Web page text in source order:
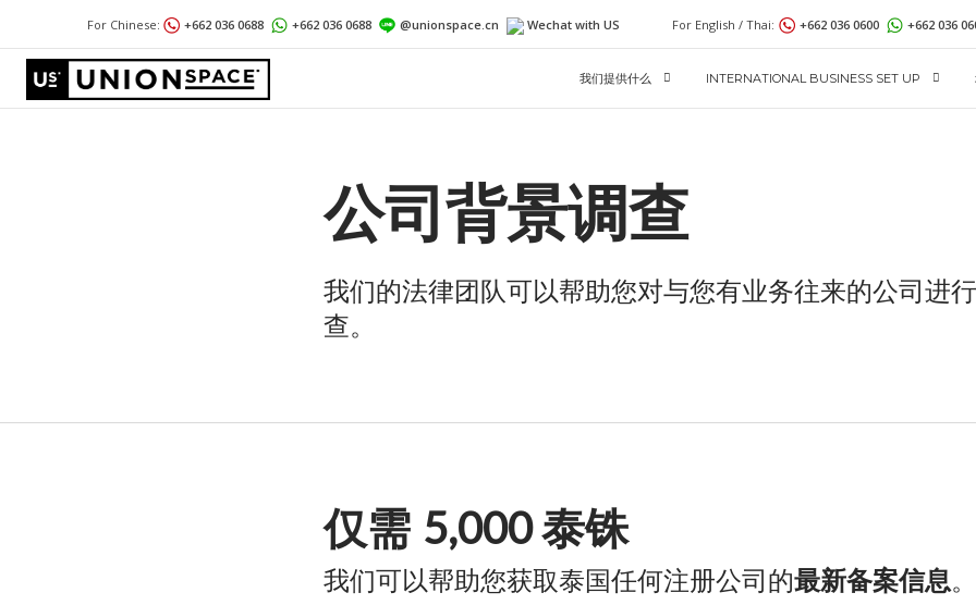
For English / Thai: +662 036 0600 +662 036
For Chinese: +662 036 0688 +662 036 0688 @unionspace.cn Wechat with US
我们提供什么 INTERNATIONAL BUSINESS SET UP
公司背景调查
我们的法律团队可以帮助您对与您有业务往来的公司进
查。
仅需 5,000 泰铢
我们可以帮助您获取泰国任何注册公司的最新备案信息。